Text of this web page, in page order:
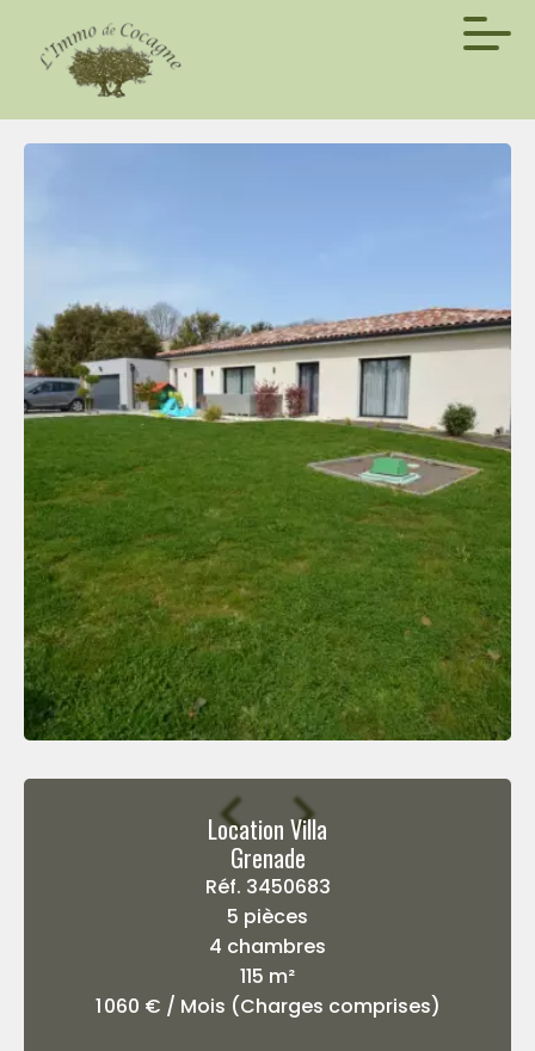
Location Villa
Grenade
Réf. 3450683
5 pièces
4 chambres
115 m²
1 060 € / Mois (Charges comprises)